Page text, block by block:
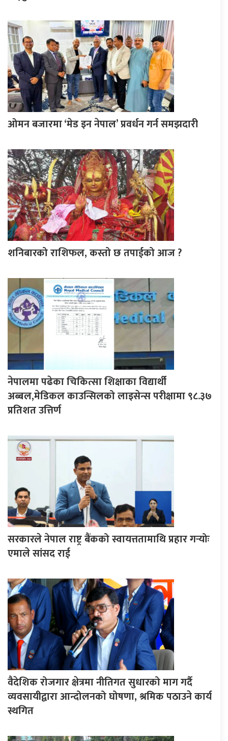
ओमन बजारमा ‘मेड इन नेपाल’ प्रवर्धन गर्न समझदारी
शनिबारको राशिफल, कस्तो छ तपाईको आज ?
नेपालमा पढेका चिकित्सा शिक्षाका विद्यार्थी
अब्बल,मेडिकल काउन्सिलको लाइसेन्स परीक्षामा ९८.३७
प्रतिशत उत्तिर्ण
सरकारले नेपाल राष्ट्र बैंकको स्वायत्ततामाथि प्रहार गर्‍योः
एमाले सांसद राई
वैदेशिक रोजगार क्षेत्रमा नीतिगत सुधारको माग गर्दै
व्यवसायीद्वारा आन्दोलनको घोषणा, श्रमिक पठाउने कार्य
स्थगित